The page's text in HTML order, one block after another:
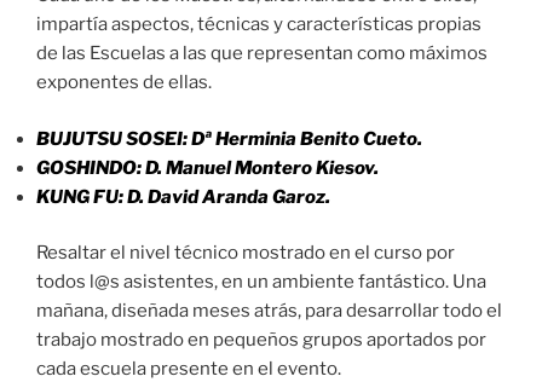
impartía aspectos, técnicas y características propias
de las Escuelas a las que representan como máximos
exponentes de ellas.
BUJUTSU SOSEI: Dª Herminia Benito Cueto.
GOSHINDO: D. Manuel Montero Kiesov.
KUNG FU: D. David Aranda Garoz.
Resaltar el nivel técnico mostrado en el curso por
todos l@s asistentes, en un ambiente fantástico. Una
mañana, diseñada meses atrás, para desarrollar todo el
trabajo mostrado en pequeños grupos aportados por
cada escuela presente en el evento.